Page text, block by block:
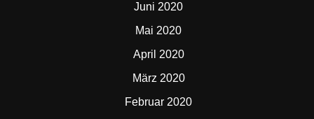
Juni 2020
Mai 2020
April 2020
März 2020
Februar 2020